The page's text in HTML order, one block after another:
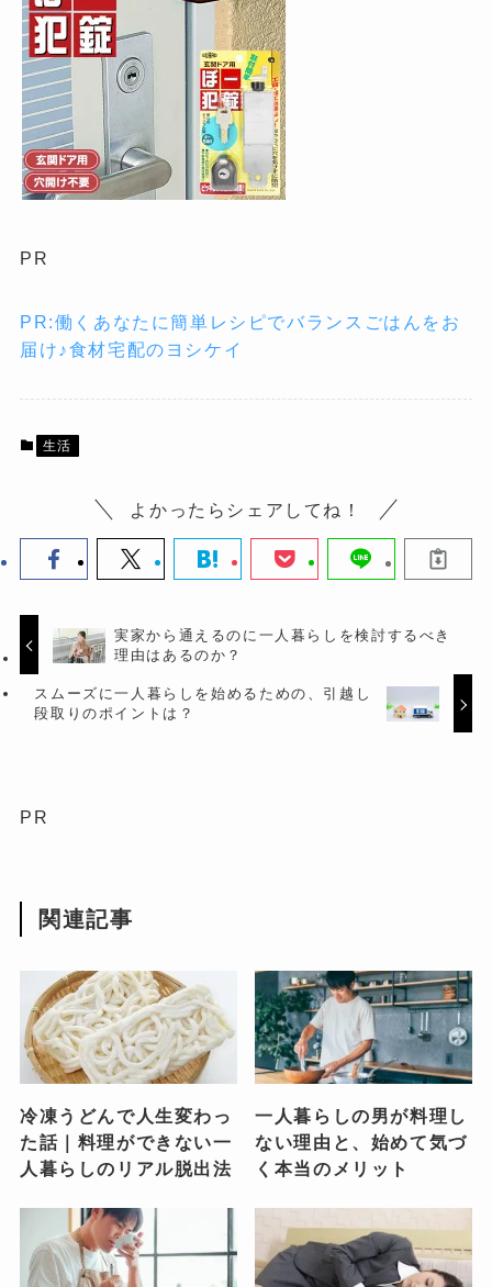
PR
PR:働くあなたに簡単レシピでバランスごはんをお
届け♪食材宅配のヨシケイ
生活
よかったらシェアしてね！
実家から通えるのに一人暮らしを検討するべき
理由はあるのか？
スムーズに一人暮らしを始めるための、引越し
段取りのポイントは？
PR
関連記事
冷凍うどんで人生変わっ
た話｜料理ができない一
人暮らしのリアル脱出法
一人暮らしの男が料理し
ない理由と、始めて気づ
く本当のメリット